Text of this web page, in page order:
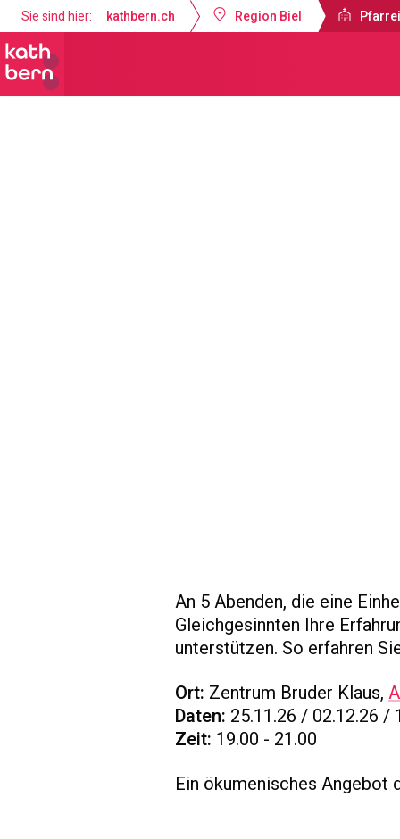
Sie sind hier: kathbern.ch Region Biel
An 5 Abenden, die eine
Gleichgesinnten Ihre
unterstützen. So erfahren
Ort: Zentrum Bruder Klaus,
Daten: 25.11.26 / 02.12.26 /
Zeit: 19.00 - 21.00
Ein ökumenisches Angebot